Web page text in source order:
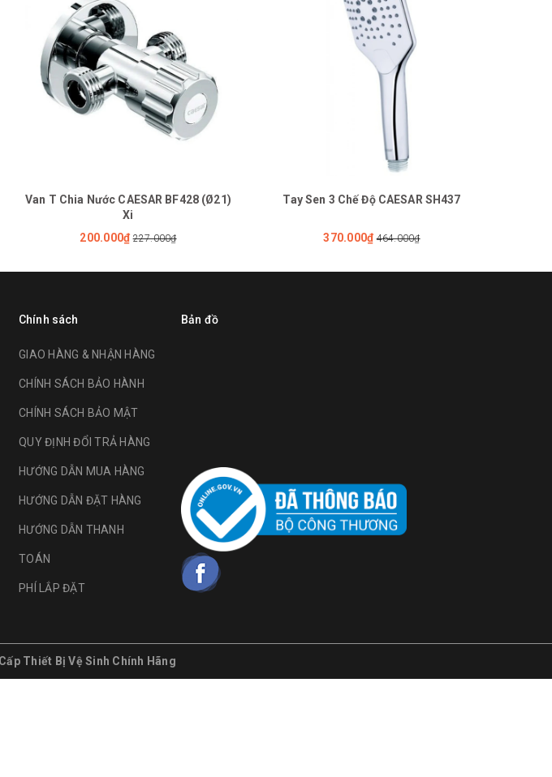
Van T Chia Nước CAESAR BF428 (Ø21)
Xi
200.000₫ 227.000₫
Tay Sen 3 Chế Độ CAESAR SH437
370.000₫ 464.000₫
Chính sách
GIAO HÀNG & NHẬN HÀNG
CHÍNH SÁCH BẢO HÀNH
CHÍNH SÁCH BẢO MẬT
QUY ĐỊNH ĐỔI TRẢ HÀNG
HƯỚNG DẪN MUA HÀNG
HƯỚNG DẪN ĐẶT HÀNG
HƯỚNG DẪN THANH
TOÁN
PHÍ LẮP ĐẶT
Bản đồ
Thiết Bị Vệ Sinh Chính Hãng